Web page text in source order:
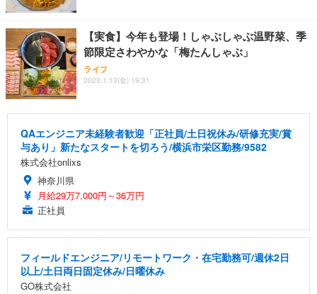
【実食】今年も登場！しゃぶしゃぶ温野菜、季
節限定さわやかな「梅たんしゃぶ」
ライフ
2023.1.13(金) 19:31
QAエンジニア未経験者歓迎「正社員/土日祝休み/研修充実/賞
与あり」新たなスタートを切ろう/横浜市栄区勤務/9582
株式会社onlixs
神奈川県
月給29万7,000円～36万円
正社員
フィールドエンジニア/リモートワーク・在宅勤務可/週休2日
以上/土日両日固定休み/日曜休み
GO株式会社